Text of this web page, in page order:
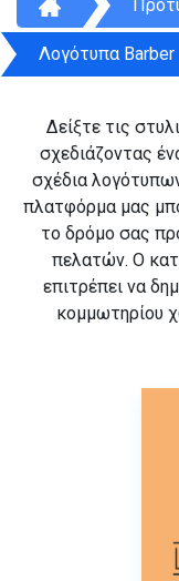
Λογότυπα Barber
Δείξτε τις
σχεδιάζοντας
σχέδια
πλατφόρμα μας
το δρόμο σας
πελατών. Ο
επιτρέπει να
κομμωτηρίου